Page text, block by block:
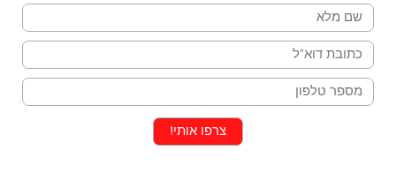
שם
מייל
טלפון
צרפו אותי!